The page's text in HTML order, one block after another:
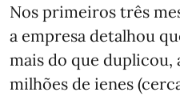
Nos primeiros três
a empresa detalhou
mais do que duplicou,
milhões de ienes